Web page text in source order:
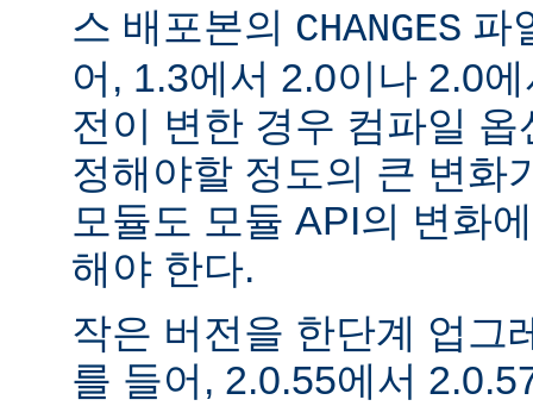
스 배포본의 CHANGES 파
어, 1.3에서 2.0이나 2.0
전이 변한 경우 컴파일
정해야할 정도의 큰 변화
모듈도 모듈 API의 변화
해야 한다.
작은 버전을 한단계 업그
를 들어, 2.0.55에서